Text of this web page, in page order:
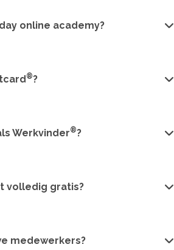
online academy?
®?
Werkvinder®?
volledig gratis?
medewerkers?